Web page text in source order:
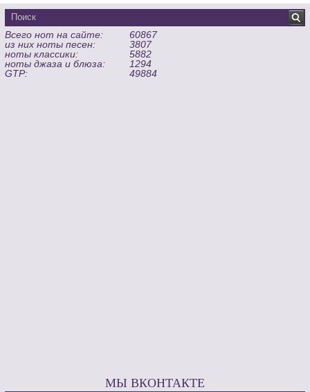
Всего нот на сайте:
60867
из них ноты песен:
3807
ноты классики:
5882
ноты джаза и блюза:
1294
GTP:
49884
МЫ ВКОНТАКТЕ